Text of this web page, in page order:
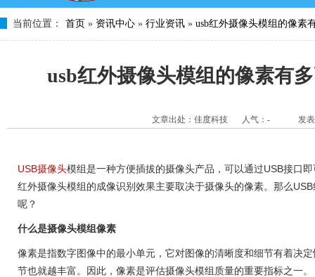
当前位置： 首页 » 资讯中心 » 行业资讯 » usb红外摄像头模组的像素
usb红外摄像头模组的像素有
文章出处：佳度科技 人气： - 发
USB摄像头模组是一种方便插拔的摄像头产品，可以通过USB接口
红外摄像头模组的成像识别效果主要取决于摄像头的像素。那么
呢？
什么是摄像头模组像素
像素是指数字图像中的最小单元，它对图像的清晰度和细节有着决
节也就越丰富。因此，像素是评估摄像头模组质量的重要指标之一。